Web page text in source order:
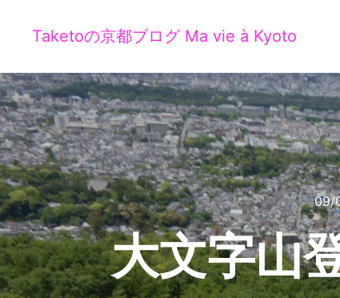
Taketoの京都ブログ Ma vie à Kyoto
09/
大文字山